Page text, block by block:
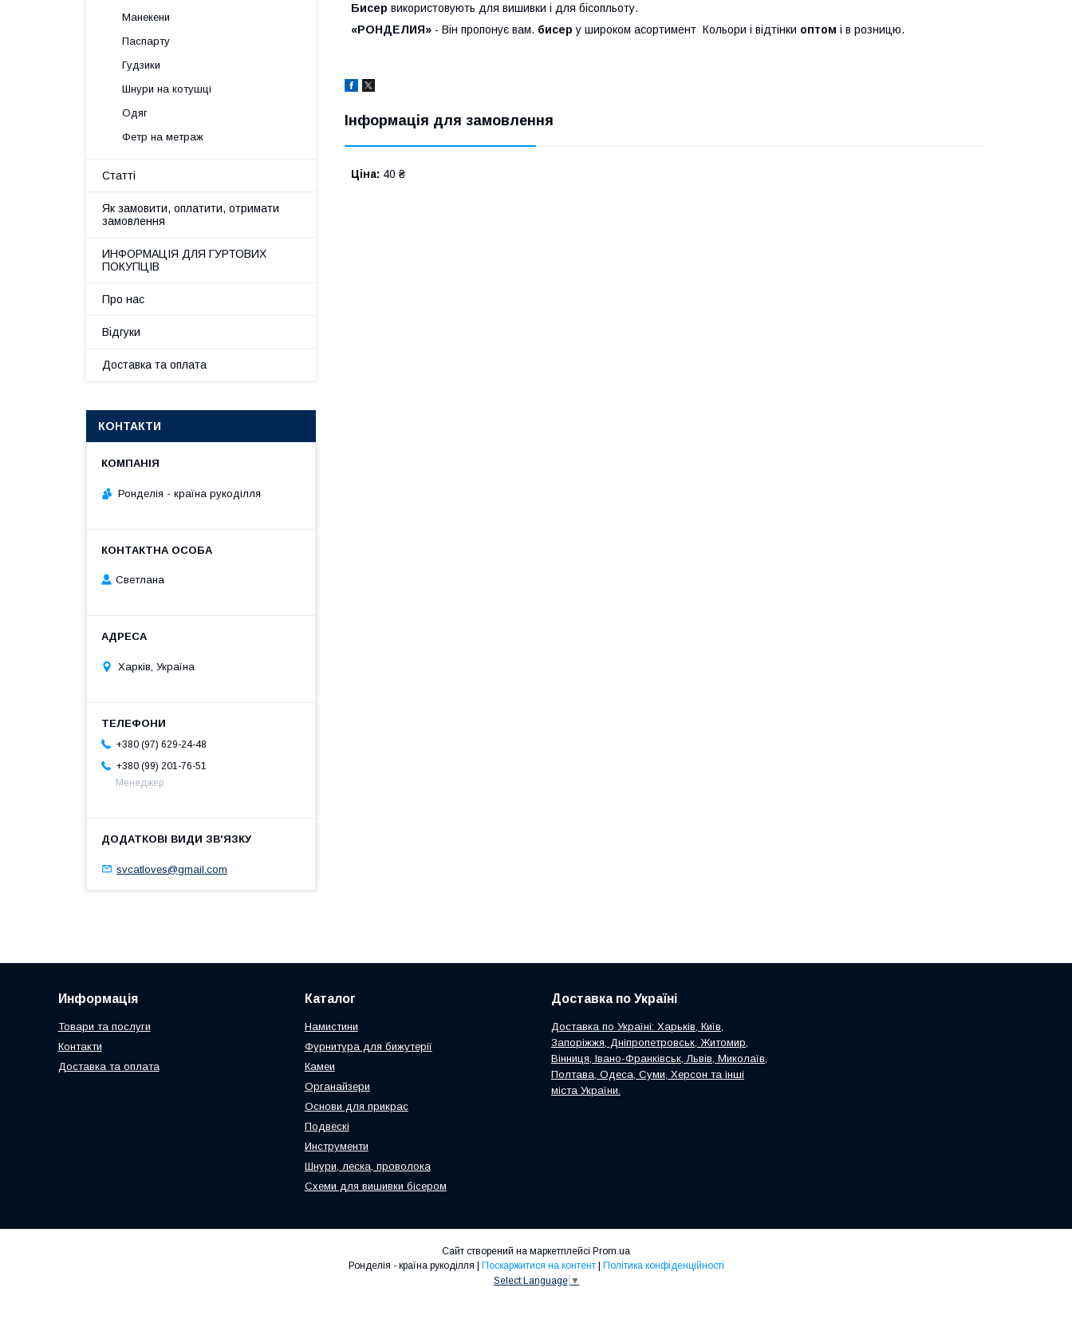
Бисер використовують для вишивки і для бісопльоту.
«РОНДЕЛИЯ» - Він пропонує вам. бисер у широком асортимент Кольори і відтінки оптом і в розницю.
Інформація для замовлення
Ціна: 40 ₴
Манекени
Паспарту
Гудзики
Шнури на котушці
Одяг
Фетр на метраж
Статті
Як замовити, оплатити, отримати
замовлення
ИНФОРМАЦІЯ ДЛЯ ГУРТОВИХ
ПОКУПЦІВ
Про нас
Відгуки
Доставка та оплата
КОНТАКТИ
Ронделія - країна рукоділля
Светлана
Харків, Україна
+380 (97) 629-24-48
+380 (99) 201-76-51
Менеджер
svcatloves@gmail.com
Информація
Товари та послуги
Контакти
Доставка та оплата
Каталог
Намистини
Фурнитура для бижутерії
Камеи
Органайзери
Основи для прикрас
Подвескі
Инструменти
Шнури, леска, проволока
Схеми для вишивки бісером
Доставка по Україні
Доставка по Україні: Харьків, Київ,
Запоріжжя, Дніпропетровськ, Житомир,
Вінниця, Івано-Франківськ, Львів, Миколаїв,
Полтава, Одеса, Суми, Херсон та інші
міста України.
Сайт створений на маркетплейсі Prom.ua
Поскаржитися на контент
Політика конфіденційності
Select Language ▼